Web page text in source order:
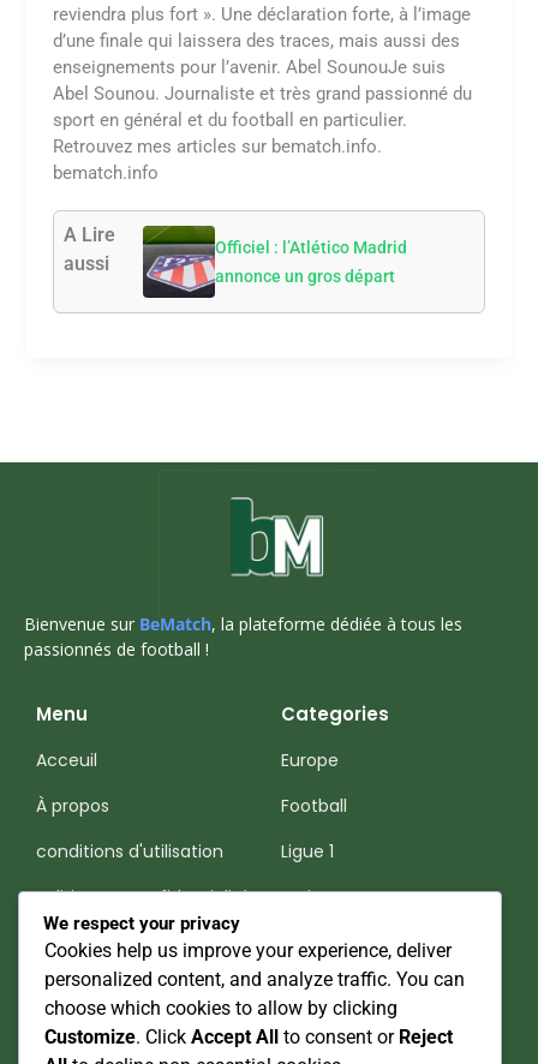
reviendra plus fort ». Une déclaration forte, à l’image
d’une finale qui laissera des traces, mais aussi des
enseignements pour l’avenir. Abel SounouJe suis
Abel Sounou. Journaliste et très grand passionné du
sport en général et du football en particulier.
Retrouvez mes articles sur bematch.info.
bematch.info
A Lire
aussi
Officiel : l’Atlético Madrid
annonce un gros départ
Bienvenue sur BeMatch, la plateforme dédiée à tous les
passionnés de football !
Menu
Acceuil
À propos
conditions d'utilisation
Politiques-Confidentialité
Categories
Europe
Football
Ligue 1
Serie A
Premier League
Nos Réseaux Sociaux
We respect your privacy
Cookies help us improve your experience, deliver
personalized content, and analyze traffic. You can
choose which cookies to allow by clicking
Customize. Click Accept All to consent or Reject